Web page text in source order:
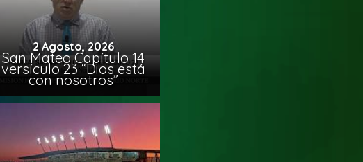
2 Agosto, 2026
San Mateo Capítulo 14
versículo 23 “Dios está
con nosotros”